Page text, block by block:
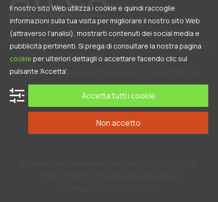
L’Associazione Terziario Esercenti Commercianti Artigiani
e Agricoltori (in brevis ATECA) nasce per tutelare,
valorizzare e sviluppare il management imprenditoriale,
Portale nazionale
Il nostro sito Web utilizza i cookie e quindi raccoglie
informazioni sulla tua visita per migliorare il nostro sito Web
(attraverso l'analisi), mostrarti contenuti dei social media e
pubblicità pertinenti. Si prega di consultare la nostra pagina
cookie per ulteriori dettagli o accettare facendo clic sul
pulsante 'Accetta'.
Accetta tutti i cookie
Non accetto